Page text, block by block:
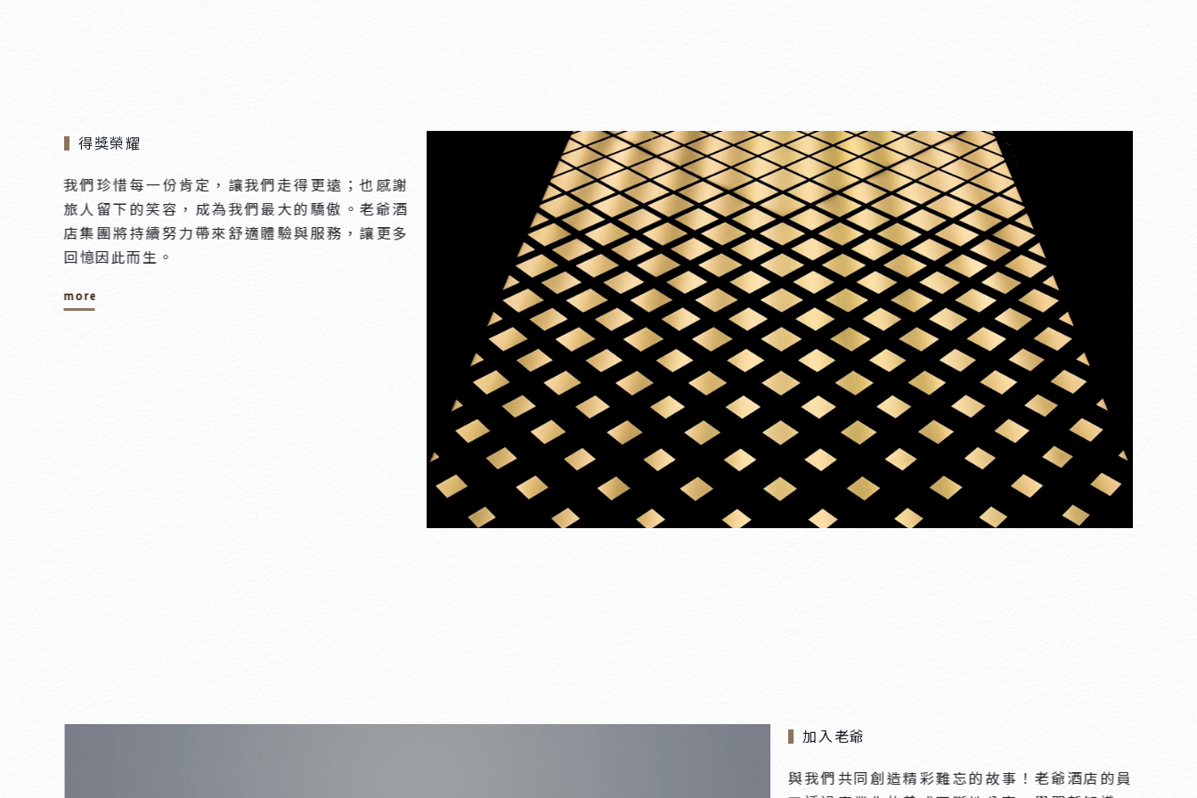
得獎榮耀
我們珍惜每一份肯定，讓我們走得更遠；也感謝
旅人留下的笑容，成為我們最大的驕傲。老爺酒
店集團將持續努力帶來舒適體驗與服務，讓更多
回憶因此而生。
more
加入老爺
與我們共同創造精彩難忘的故事！老爺酒店的員